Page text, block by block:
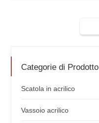
Categorie di Prodotto
Scatola in acrilico
Vassoio acrilico